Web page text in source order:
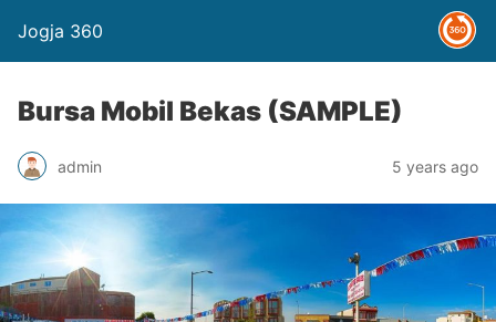
Jogja 360
Bursa Mobil Bekas (SAMPLE)
admin 5 years ago